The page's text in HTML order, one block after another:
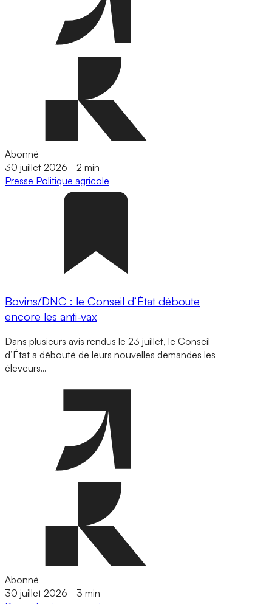
Abonné
30 juillet 2026 - 2 min
Presse Politique agricole
Bovins/DNC : le Conseil d’État déboute
encore les anti-vax
Dans plusieurs avis rendus le 23 juillet, le Conseil
d’État a débouté de leurs nouvelles demandes les
éleveurs…
Abonné
30 juillet 2026 - 3 min